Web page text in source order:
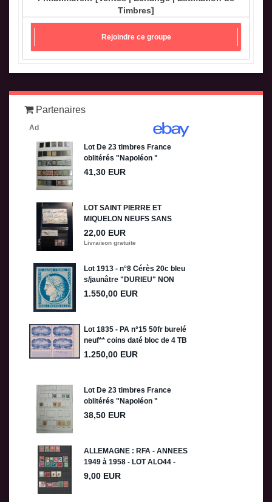
Timbres]
Rejoindre ce groupe
Partenaires